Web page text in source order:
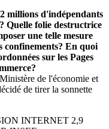
millions d'indépendants
Quelle folie destructrice
une telle mesure
confinements? En quoi
sur les Pages
de l'économie et
de tirer la sonnette
INTERNET 2,9